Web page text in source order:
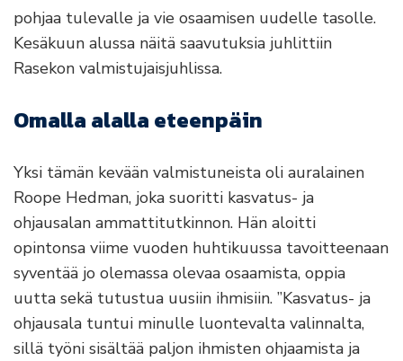
pohjaa tulevalle ja vie osaamisen uudelle tasolle.
Kesäkuun alussa näitä saavutuksia juhlittiin
Rasekon valmistujaisjuhlissa.
Omalla alalla eteenpäin
Yksi tämän kevään valmistuneista oli auralainen
Roope Hedman, joka suoritti kasvatus- ja
ohjausalan ammattitutkinnon. Hän aloitti
opintonsa viime vuoden huhtikuussa tavoitteenaan
syventää jo olemassa olevaa osaamista, oppia
uutta sekä tutustua uusiin ihmisiin. ”Kasvatus- ja
ohjausala tuntui minulle luontevalta valinnalta,
sillä työni sisältää paljon ihmisten ohjaamista ja